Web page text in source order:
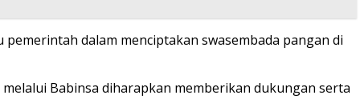
dalam menciptakan swasembada pangan di
Babinsa diharapkan memberikan dukungan serta